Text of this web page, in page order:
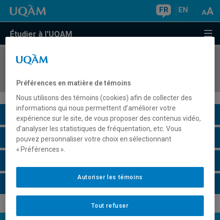
FR EN
Étudier à l'UQAM
COURS//
Description du cours
Horaire - Été 2026
Préférences en matière de témoins
Nous utilisons des témoins (cookies) afin de collecter des
informations qui nous permettent d’améliorer votre
expérience sur le site, de vous proposer des contenus vidéo,
d’analyser les statistiques de fréquentation, etc. Vous
pouvez personnaliser votre choix en sélectionnant
« Préférences ».
Tout refuser
Autoriser les témoins